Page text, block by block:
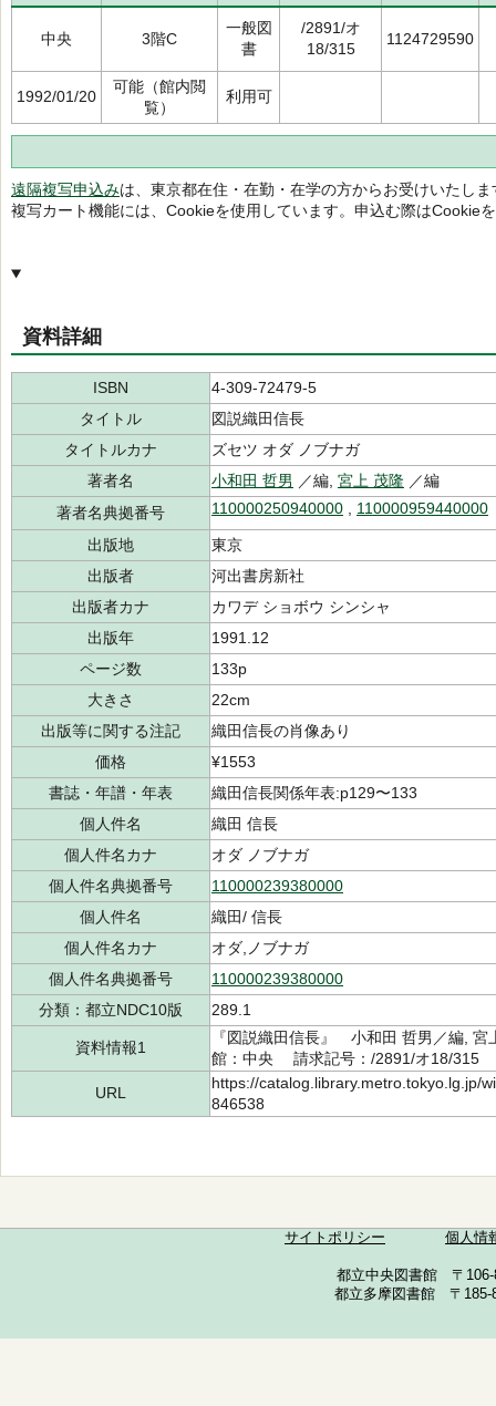
中央 3階C
一般図
書
/2891/オ
18/315
1124729590
1992/01/20
可能（館内閲
覧）
利用可
遠隔複写申込みは、東京都在住・在勤・在学の方からお受けいたしま
複写カート機能には、Cookieを使用しています。申込む際はCookie
資料詳細
ISBN
4-309-72479-5
タイトル
図説織田信長
タイトルカナ
ズセツ オダ ノブナガ
著者名
小和田 哲男 ／編, 宮上 茂隆 ／編
著者名典拠番号
110000250940000 110000959440000
出版地
東京
出版者
河出書房新社
出版者カナ
カワデ ショボウ シンシャ
出版年
1991.12
ページ数
133p
大きさ
22cm
出版等に関する注記
織田信長の肖像あり
価格
¥1553
書誌・年譜・年表
織田信長関係年表:p129〜133
個人件名
織田 信長
個人件名カナ
オダ ノブナガ
個人件名典拠番号
110000239380000
個人件名
織田/ 信長
個人件名カナ
オダ,ノブナガ
個人件名典拠番号
110000239380000
分類：都立NDC10版
289.1
資料情報1
『図説織田信長』 小和田 哲男／編,
館：中央 請求記号：/2891/オ18/315
URL
https://catalog.library.metro.tokyo.lg.jp/
846538
サイトポリシー 個人情
都立中央図書館 〒
都立多摩図書館 〒185-